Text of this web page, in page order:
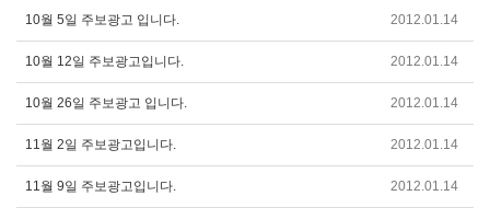
10월 5일 주보광고 입니다. 2012.01.14
10월 12일 주보광고입니다. 2012.01.14
10월 26일 주보광고 입니다. 2012.01.14
11월 2일 주보광고입니다. 2012.01.14
11월 9일 주보광고입니다. 2012.01.14